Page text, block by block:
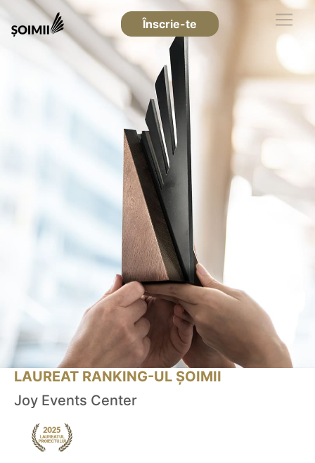
Înscrie-te
LAUREAT RANKING-UL ȘOIMII
Joy Events Center